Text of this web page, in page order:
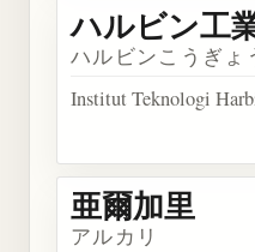
ハルビン工
ハルビンこうぎょ
Institut Teknologi
亜爾加里
アルカリ